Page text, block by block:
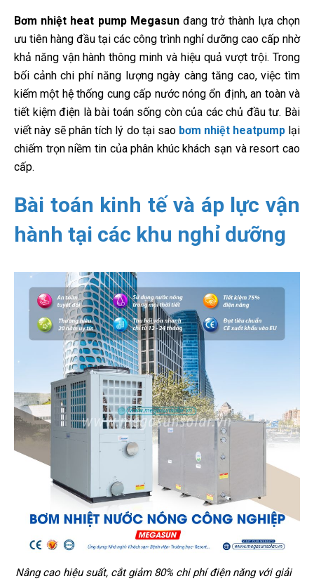
Bơm nhiệt heat pump Megasunđang trở thành lựa chọn
ưu tiên hàng đầu tại các công trình nghỉ dưỡng cao cấp nhờ
khả năng vận hành thông minh và hiệu quả vượt trội. Trong
bối cảnh chi phí năng lượng ngày càng tăng cao, việc tìm
kiếm một hệ thống cung cấp nước nóng ổn định, an toàn và
tiết kiệm điện là bài toán sống còn của các chủ đầu tư. Bài
viết này sẽ phân tích lý do tại sao bơm nhiệt heatpumplại
chiếm trọn niềm tin của phân khúc khách sạn và resort cao
cấp.
Bài toán kinh tế và áp lực vận
hành tại các khu nghỉ dưỡng
Nâng cao hiệu suất, cắt giảm 80% chi phí điện năng với giải